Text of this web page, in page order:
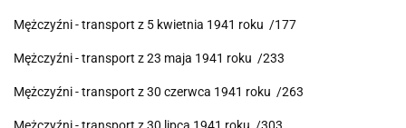
Mężczyźni - transport z 5 kwietnia 1941 roku /177
Mężczyźni - transport z 23 maja 1941 roku /233
Mężczyźni - transport z 30 czerwca 1941 roku /263